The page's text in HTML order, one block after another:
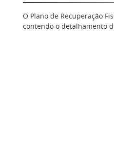
O Plano de Recuperação
contendo o detalhamento